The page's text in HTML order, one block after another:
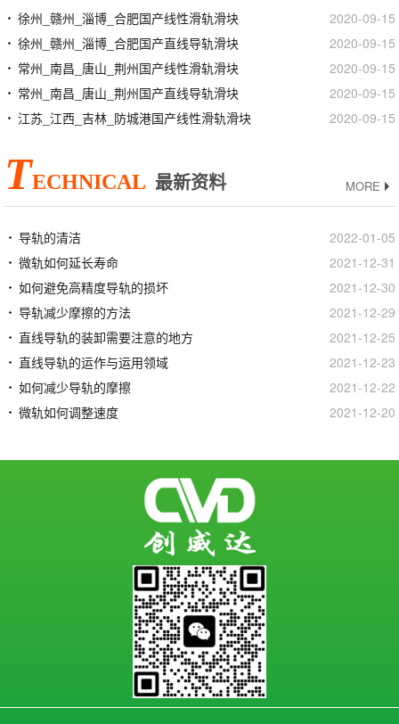
徐州_赣州_淄博_合肥国产线性滑轨滑块
2020-09-15
徐州_赣州_淄博_合肥国产直线导轨滑块
2020-09-15
常州_南昌_唐山_荆州国产线性滑轨滑块
2020-09-15
常州_南昌_唐山_荆州国产直线导轨滑块
2020-09-15
江苏_江西_吉林_防城港国产线性滑轨滑块
2020-09-15
TECHNICAL 最新资料 MORE
导轨的清洁
2022-01-05
微轨如何延长寿命
2021-12-31
如何避免高精度导轨的损坏
2021-12-30
导轨减少摩擦的方法
2021-12-29
直线导轨的装卸需要注意的地方
2021-12-25
直线导轨的运作与运用领域
2021-12-23
如何减少导轨的摩擦
2021-12-22
微轨如何调整速度
2021-12-20